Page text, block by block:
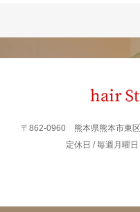
〒862‐0960 熊本県熊本市東
定休日 / 毎週月曜